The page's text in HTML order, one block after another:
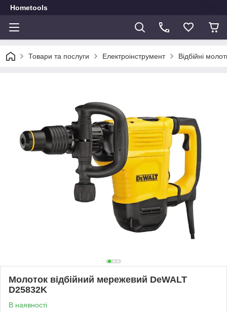
Hometools
Товари та послуги Електроінструмент Відбійні
Молоток відбійний мережевий DeWALT
D25832K
В наявності